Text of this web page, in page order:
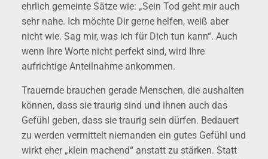
ehrlich gemeinte Sätze wie: „Sein Tod geht mir auch
sehr nahe. Ich möchte Dir gerne helfen, weiß aber
nicht wie. Sag mir, was ich für Dich tun kann“. Auch
wenn Ihre Worte nicht perfekt sind, wird Ihre
aufrichtige Anteilnahme ankommen.
Trauernde brauchen gerade Menschen, die aushalten
können, dass sie traurig sind und ihnen auch das
Gefühl geben, dass sie traurig sein dürfen. Bedauert
zu werden vermittelt niemanden ein gutes Gefühl und
wirkt eher „klein machend“ anstatt zu stärken. Statt